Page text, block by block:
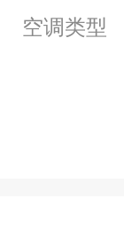
空调类型